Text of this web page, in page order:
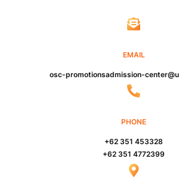
EMAIL
osc-promotionsadmission-
PHONE
+62 351 453328
+62 351 4772399